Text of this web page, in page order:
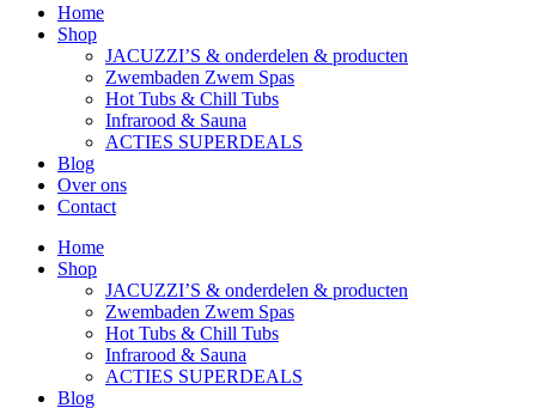
Home
Shop
JACUZZI’S & onderdelen & producten
Zwembaden Zwem Spas
Hot Tubs & Chill Tubs
Infrarood & Sauna
ACTIES SUPERDEALS
Blog
Over ons
Contact
Home
Shop
JACUZZI’S & onderdelen & producten
Zwembaden Zwem Spas
Hot Tubs & Chill Tubs
Infrarood & Sauna
ACTIES SUPERDEALS
Blog